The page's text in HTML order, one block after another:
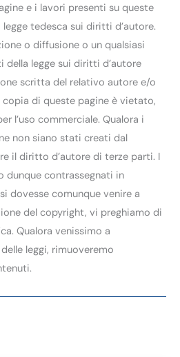
e i lavori presenti su queste
tedesca sui diritti d’autore.
o diffusione o un qualsiasi
della legge sui diritti d’autore
scritta del relativo autore e/o
di queste pagine è vietato,
l’uso commerciale. Qualora i
non siano stati creati dal
il diritto d’autore di terze parti. I
dunque contrassegnati in
dovesse comunque venire a
del copyright, vi preghiamo di
Qualora venissimo a
leggi, rimuoveremo